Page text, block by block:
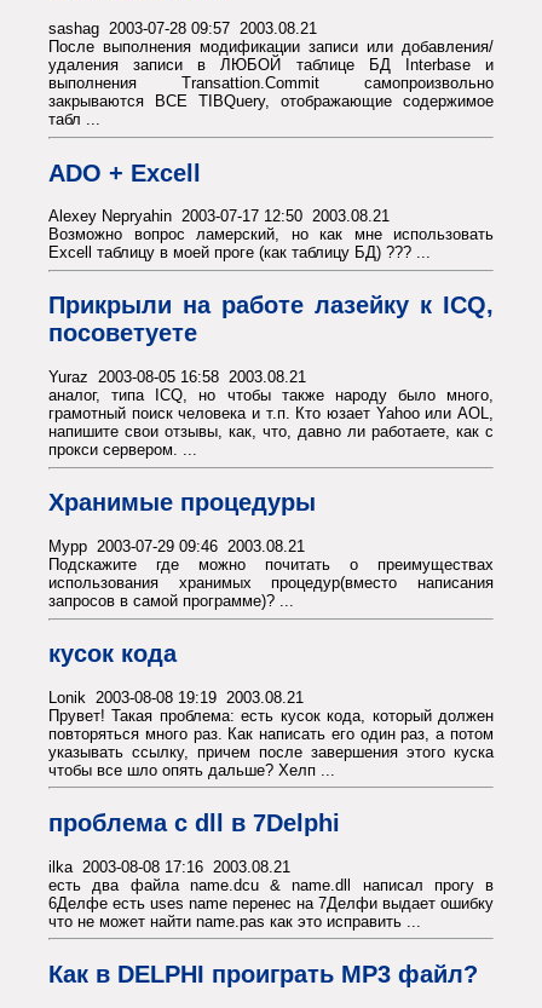
sashag 2003-07-28 09:57 2003.08.21
После выполнения модификации записи или добавления/
удаления записи в ЛЮБОЙ таблице БД Interbase и
выполнения Transattion.Commit самопроизвольно
закрываются ВСЕ TIBQuery, отображающие содержимое
табл ...
ADO + Excell
Alexey Nepryahin 2003-07-17 12:50 2003.08.21
Возможно вопрос ламерский, но как мне использовать
Excell таблицу в моей проге (как таблицу БД) ??? ...
Прикрыли на работе лазейку к ICQ,
посоветуете
Yuraz 2003-08-05 16:58 2003.08.21
аналог, типа ICQ, но чтобы также народу было много,
грамотный поиск человека и т.п. Кто юзает Yahoo или AOL,
напишите свои отзывы, как, что, давно ли работаете, как с
прокси сервером. ...
Хранимые процедуры
Mypp 2003-07-29 09:46 2003.08.21
Подскажите где можно почитать о преимуществах
использования хранимых процедур(вместо написания
запросов в самой программе)? ...
кусок кода
Lonik 2003-08-08 19:19 2003.08.21
Прувет! Такая проблема: есть кусок кода, который должен
повторяться много раз. Как написать его один раз, а потом
указывать ссылку, причем после завершения этого куска
чтобы все шло опять дальше? Хелп ...
проблема с dll в 7Delphi
ilka 2003-08-08 17:16 2003.08.21
есть два файла name.dcu & name.dll написал прогу в
6Делфе есть uses name перенес на 7Делфи выдает ошибку
что не может найти name.pas как это исправить ...
Как в DELPHI проиграть MP3 файл?